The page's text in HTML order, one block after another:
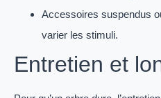
Accessoires suspendus
varier les stimuli.
Entretien et